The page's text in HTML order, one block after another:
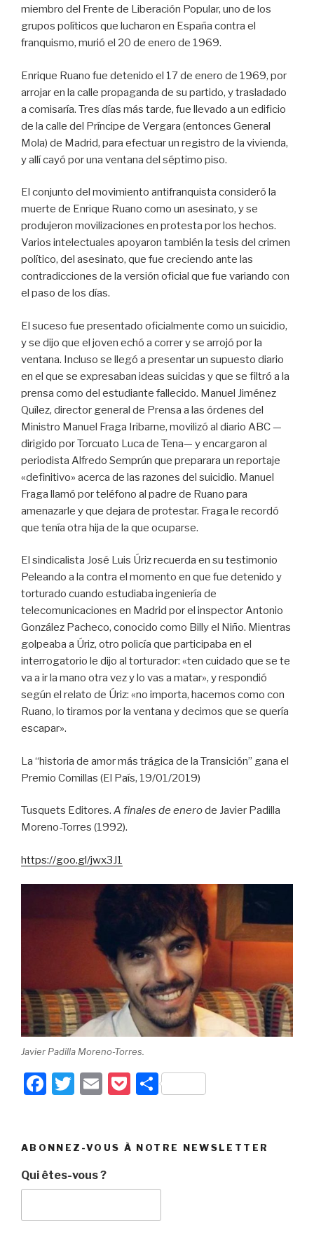
miembro del Frente de Liberación Popular, uno de los
grupos políticos que lucharon en España contra el
franquismo, murió el 20 de enero de 1969.
Enrique Ruano fue detenido el 17 de enero de 1969, por
arrojar en la calle propaganda de su partido, y trasladado
a comisaría. Tres días más tarde, fue llevado a un edificio
de la calle del Príncipe de Vergara (entonces General
Mola) de Madrid, para efectuar un registro de la vivienda,
y allí cayó por una ventana del séptimo piso.
El conjunto del movimiento antifranquista consideró la
muerte de Enrique Ruano como un asesinato, y se
produjeron movilizaciones en protesta por los hechos.
Varios intelectuales apoyaron también la tesis del crimen
político, del asesinato, que fue creciendo ante las
contradicciones de la versión oficial que fue variando con
el paso de los días.
El suceso fue presentado oficialmente como un suicidio,
y se dijo que el joven echó a correr y se arrojó por la
ventana. Incluso se llegó a presentar un supuesto diario
en el que se expresaban ideas suicidas y que se filtró a la
prensa como del estudiante fallecido. Manuel Jiménez
Quílez, director general de Prensa a las órdenes del
Ministro Manuel Fraga Iribarne, movilizó al diario ABC —
dirigido por Torcuato Luca de Tena— y encargaron al
periodista Alfredo Semprún que preparara un reportaje
«definitivo» acerca de las razones del suicidio. Manuel
Fraga llamó por teléfono al padre de Ruano para
amenazarle y que dejara de protestar. Fraga le recordó
que tenía otra hija de la que ocuparse.
​El sindicalista José Luis Úriz recuerda en su testimonio
Peleando a la contra el momento en que fue detenido y
torturado cuando estudiaba ingeniería de
telecomunicaciones en Madrid por el inspector Antonio
González Pacheco, conocido como Billy el Niño. Mientras
golpeaba a Úriz, otro policía que participaba en el
interrogatorio le dijo al torturador: «ten cuidado que se te
va a ir la mano otra vez y lo vas a matar», y respondió
según el relato de Úriz: «no importa, hacemos como con
Ruano, lo tiramos por la ventana y decimos que se quería
escapar».
La “historia de amor más trágica de la Transición” gana el
Premio Comillas (El País, 19/01/2019)
Tusquets Editores. A finales de enerode Javier Padilla
Moreno-Torres (1992).
https://goo.gl/jwx3J1
Javier Padilla Moreno-Torres.
F
e
b
o
o
T
er
E
P
k
P
g
ABONNEZ-VOUS À NOTRE NEWSLETTER
Qui êtes-vous ?